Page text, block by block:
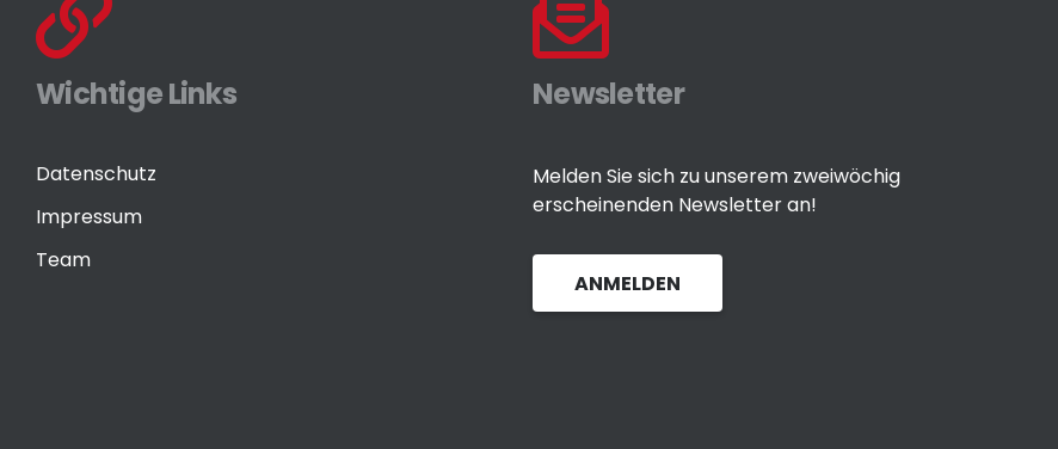
Wichtige Links
Datenschutz
Impressum
Team
Newsletter
Melden Sie sich zu unserem zweiwöchig
erscheinenden Newsletter an!
ANMELDEN